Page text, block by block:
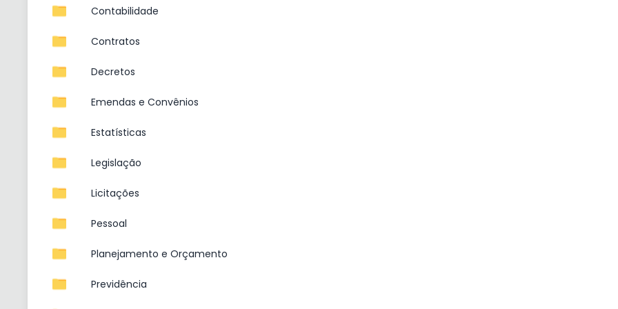
Contabilidade
Contratos
Decretos
Emendas e Convênios
Estatísticas
Legislação
Licitações
Pessoal
Planejamento e Orçamento
Previdência